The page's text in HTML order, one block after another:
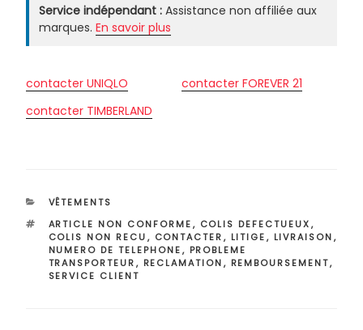
Service indépendant : Assistance non affiliée aux
marques. En savoir plus
contacter UNIQLO
contacter FOREVER 21
contacter TIMBERLAND
CATÉGORIES
VÊTEMENTS
ÉTIQUETTES
ARTICLE NON CONFORME, COLIS DEFECTUEUX,
COLIS NON RECU, CONTACTER, LITIGE, LIVRAISON,
NUMERO DE TELEPHONE, PROBLEME
TRANSPORTEUR, RECLAMATION, REMBOURSEMENT,
SERVICE CLIENT